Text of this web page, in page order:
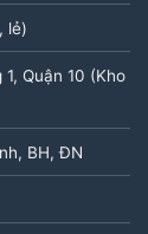
lẻ)
Quận 10 (Kho
BH, ĐN